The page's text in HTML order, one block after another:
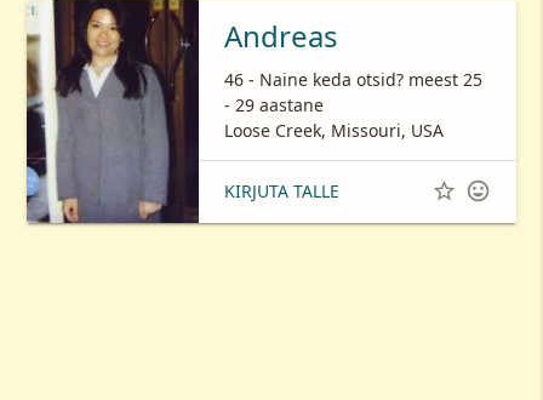
Andreas
46 - Naine keda otsid? meest 25
- 29 aastane
Loose Creek, Missouri, USA
KIRJUTA TALLE  